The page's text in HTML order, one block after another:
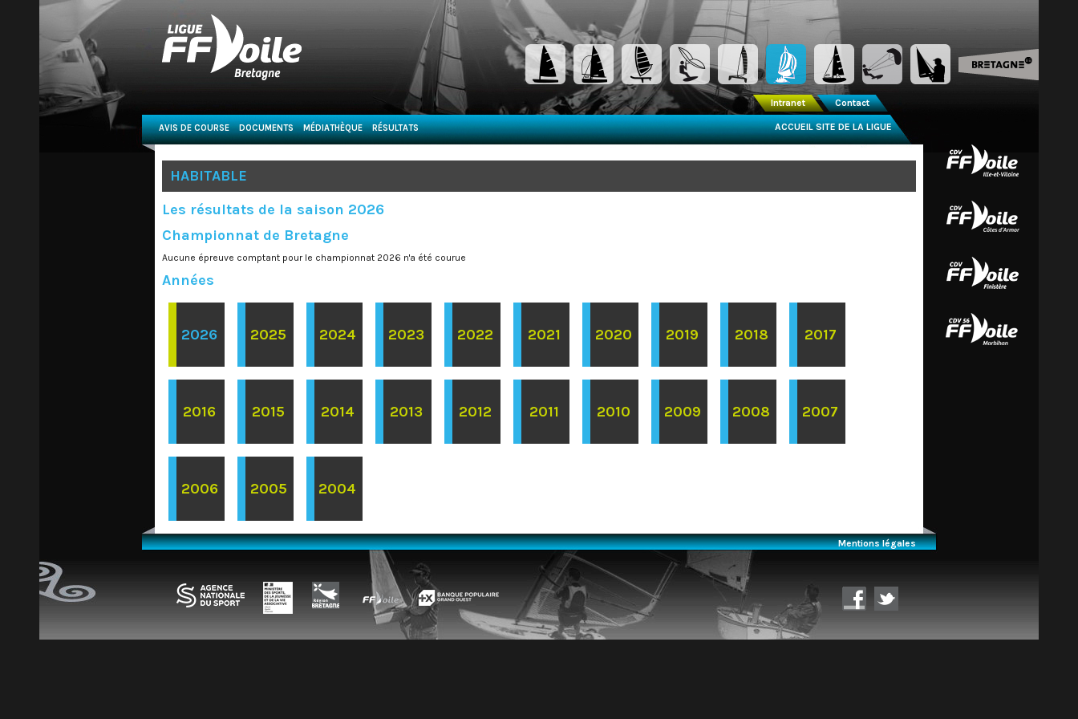
HABITABLE
Les résultats de la saison 2026
Championnat de Bretagne
Aucune épreuve comptant pour le championnat 2026 n'a été courue
Années
2026 2025 2024 2023 2022 2021 2020 2019 2018 2017
2016 2015 2014 2013 2012 2011 2010 2009 2008 2007
2006 2005 2004
Mentions légales
Contact
Intranet
ACCUEIL SITE DE LA LIGUE
AVIS DE COURSE DOCUMENTS MÉDIATHÈQUE RÉSULTATS